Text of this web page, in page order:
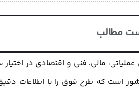
مطالب
مالی، فنی و اقتصادی در اختیار
است که طرح فوق را با اطلاعات